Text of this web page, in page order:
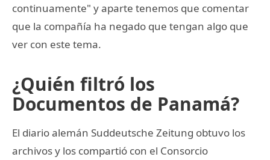
continuamente" y aparte tenemos que comentar
que la compañía ha negado que tengan algo que
ver con este tema.
¿Quién filtró los
Documentos de Panamá?
El diario alemán Suddeutsche Zeitung obtuvo los
archivos y los compartió con el Consorcio